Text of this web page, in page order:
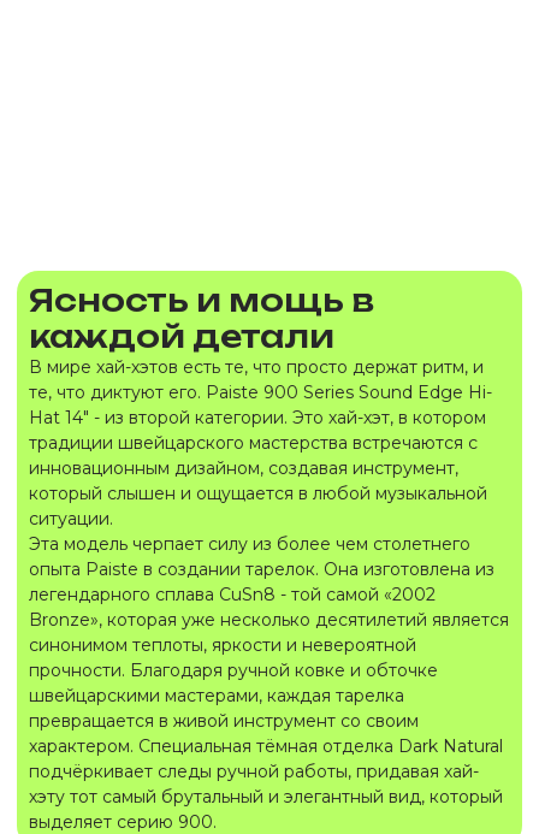
Ясность и мощь в
каждой детали
В мире хай-хэтов есть те, что просто держат ритм, и
те, что диктуют его. Paiste 900 Series Sound Edge Hi-
Hat 14″ - из второй категории. Это хай-хэт, в котором
традиции швейцарского мастерства встречаются с
инновационным дизайном, создавая инструмент,
который слышен и ощущается в любой музыкальной
ситуации.
Эта модель черпает силу из более чем столетнего
опыта Paiste в создании тарелок. Она изготовлена из
легендарного сплава CuSn8 - той самой «2002
Bronze», которая уже несколько десятилетий является
синонимом теплоты, яркости и невероятной
прочности. Благодаря ручной ковке и обточке
швейцарскими мастерами, каждая тарелка
превращается в живой инструмент со своим
характером. Специальная тёмная отделка Dark Natural
подчёркивает следы ручной работы, придавая хай-
хэту тот самый брутальный и элегантный вид, который
выделяет серию 900.